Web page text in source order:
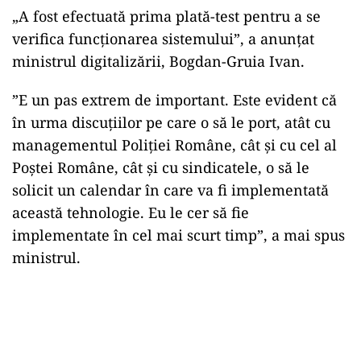
„A fost efectuată prima plată-test pentru a se
verifica funcţionarea sistemului”, a anunţat
ministrul digitalizării, Bogdan-Gruia Ivan.
”E un pas extrem de important. Este evident că
în urma discuţiilor pe care o să le port, atât cu
managementul Poliţiei Române, cât şi cu cel al
Poştei Române, cât şi cu sindicatele, o să le
solicit un calendar în care va fi implementată
această tehnologie. Eu le cer să fie
implementate în cel mai scurt timp”, a mai spus
ministrul.